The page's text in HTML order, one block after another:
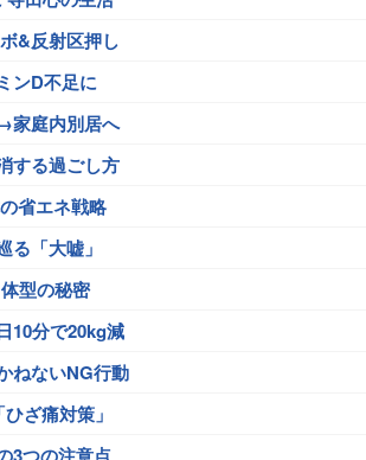
&反射区押し
ンD不足に
家庭内別居へ
する過ごし方
省エネ戦略
る「大嘘」
型の秘密
10分で20kg減
ねないNG行動
ざ痛対策」